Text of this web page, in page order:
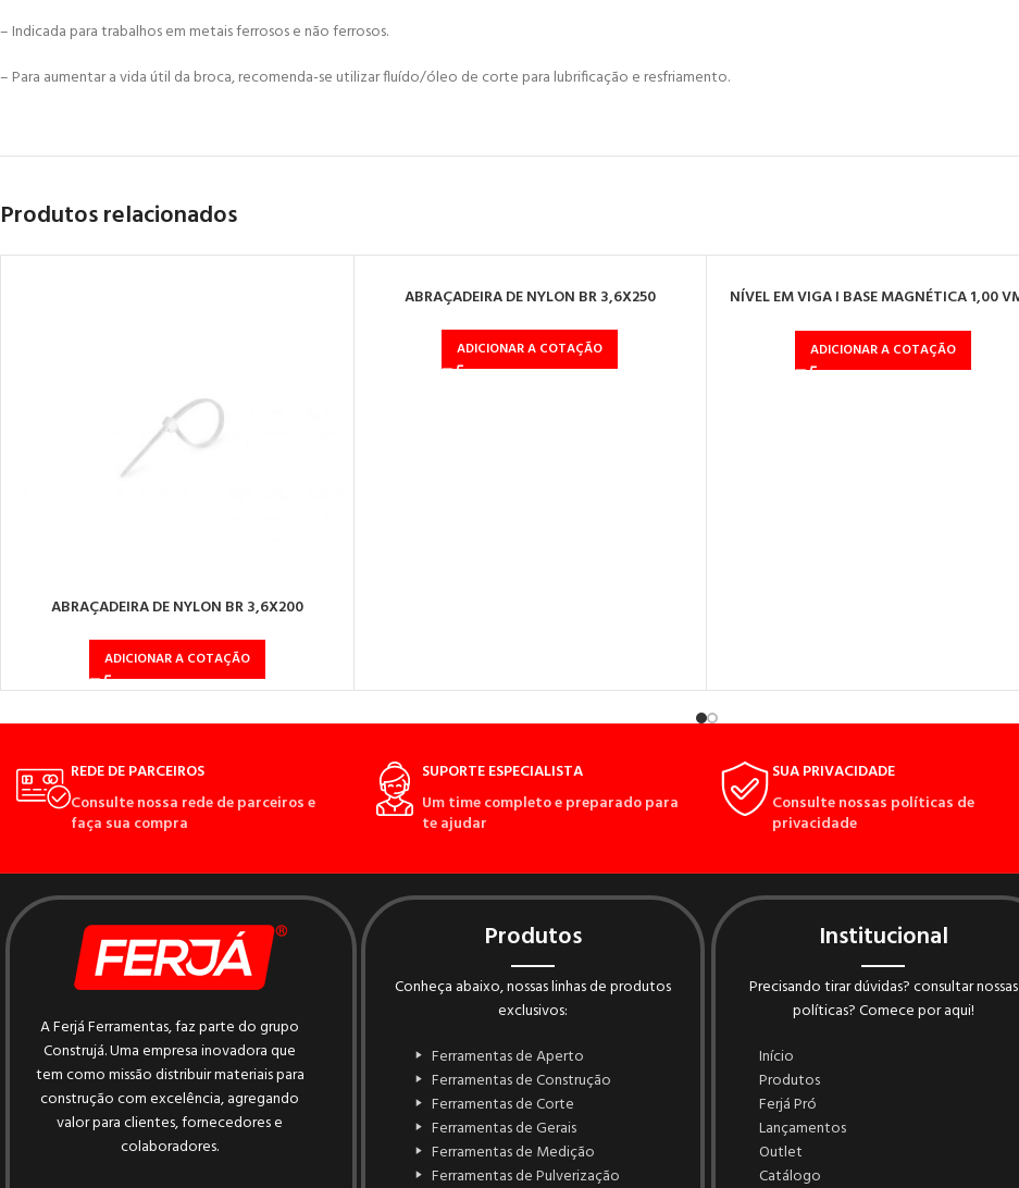
– Indicada para trabalhos em metais ferrosos e não ferrosos.
– Para aumentar a vida útil da broca, recomenda-se utilizar fluído/óleo de corte para lubrificação e resfriamento.
Produtos relacionados
ABRAÇADEIRA DE NYLON BR 3,6X200
ADICIONAR A COTAÇÃO
ABRAÇADEIRA DE NYLON BR 3,6X250
ADICIONAR A COTAÇÃO
NÍVEL EM VIGA I BASE MAGNÉTICA 1,00
ADICIONAR A COTAÇÃO
REDE DE PARCEIROS
Consulte nossa rede de parceiros e
faça sua compra
SUPORTE ESPECIALISTA
Um time completo e preparado para
te ajudar
SUA PRIVACIDADE
Consulte nossas políticas de
privacidade
A Ferjá Ferramentas, faz parte do grupo
Construjá. Uma empresa inovadora que
tem como missão distribuir materiais para
construção com excelência, agregando
valor para clientes, fornecedores e
colaboradores.
Produtos
Conheça abaixo, nossas linhas de produtos
exclusivos:
Ferramentas de Aperto
Ferramentas de Construção
Ferramentas de Corte
Ferramentas de Gerais
Ferramentas de Medição
Ferramentas de Pulverização
Institucional
Precisando tirar dúvidas? consultar nossas
políticas? Comece por aqui!
Início
Produtos
Ferjá Pró
Lançamentos
Outlet
Catálogo